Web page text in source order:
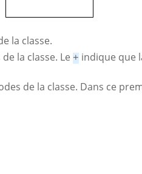
la classe.
la classe. Le + indique que
de la classe. Dans ce